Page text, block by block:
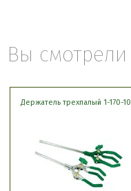
Вы смотрели
Держатель трехпалый 1-170-10